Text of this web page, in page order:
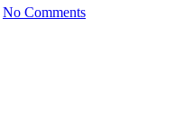
No Comments